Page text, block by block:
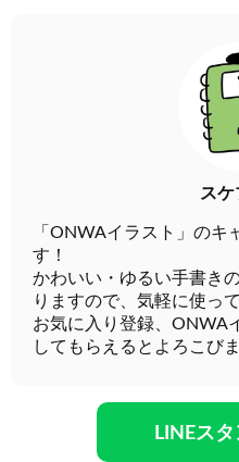
スケ
「ONWAイラスト」のキ
す！
かわいい・ゆるい手書き
りますので、気軽に使っ
お気に入り登録、ONWA
してもらえるとよろこびま
LINEス